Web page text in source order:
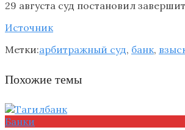
29 августа суд постановил
Источник
Метки:арбитражный суд, банк,
Похожие темы
Банки